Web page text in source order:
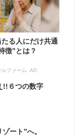
る人にだけ共通
徴”とは？
ルファーム AD
!!６つの数字
ート”へ。